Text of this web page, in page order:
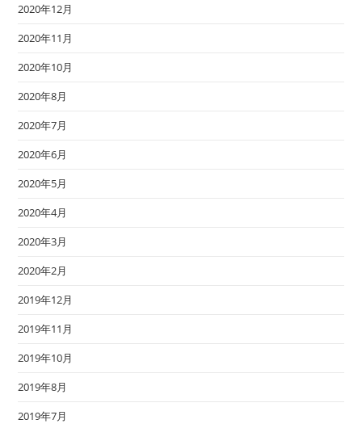
2020年12月
2020年11月
2020年10月
2020年8月
2020年7月
2020年6月
2020年5月
2020年4月
2020年3月
2020年2月
2019年12月
2019年11月
2019年10月
2019年8月
2019年7月